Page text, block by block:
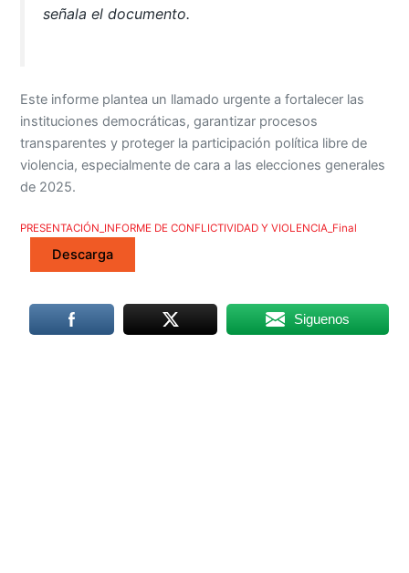
señala el documento.
Este informe plantea un llamado urgente a fortalecer las
instituciones democráticas, garantizar procesos
transparentes y proteger la participación política libre de
violencia, especialmente de cara a las elecciones generales
de 2025.
PRESENTACIÓN_INFORME DE CONFLICTIVIDAD Y VIOLENCIA_Final
Descarga
Siguenos